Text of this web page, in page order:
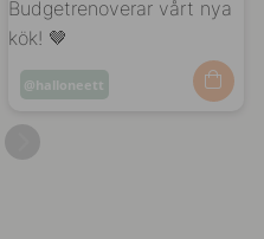
Opslag
halloneett